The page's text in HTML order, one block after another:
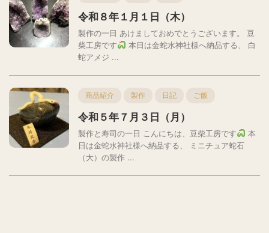
令和８年１月１日（木）
製作の一日 あけましておめでとうございます。 豆
柴工房です
本日は金蛇水神社様へ納品する、 白
蛇アメジ ...
商品紹介 製作 日記 ご飯
令和５年７月３日（月）
製作と寿司の一日 こんにちは、豆柴工房です
本
日は金蛇水神社様へ納品する、 ミニチュア蛇石
（大）の製作 ...